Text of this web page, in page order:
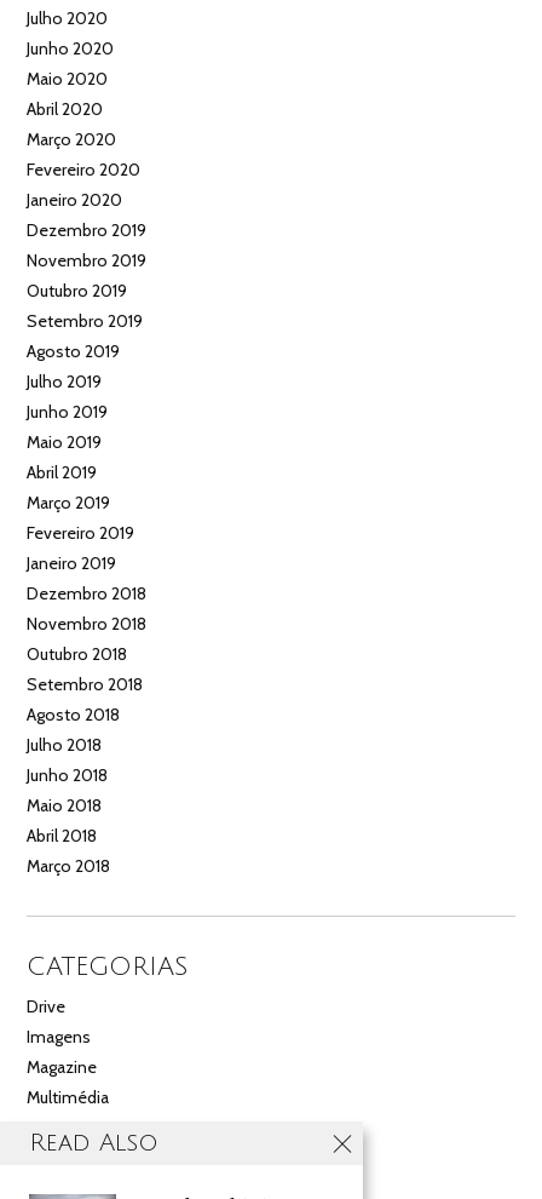
Julho 2020
Junho 2020
Maio 2020
Abril 2020
Março 2020
Fevereiro 2020
Janeiro 2020
Dezembro 2019
Novembro 2019
Outubro 2019
Setembro 2019
Agosto 2019
Julho 2019
Junho 2019
Maio 2019
Abril 2019
Março 2019
Fevereiro 2019
Janeiro 2019
Dezembro 2018
Novembro 2018
Outubro 2018
Setembro 2018
Agosto 2018
Julho 2018
Junho 2018
Maio 2018
Abril 2018
Março 2018
CATEGORIAS
Drive
Imagens
Magazine
Multimédia
Salão
Read Also